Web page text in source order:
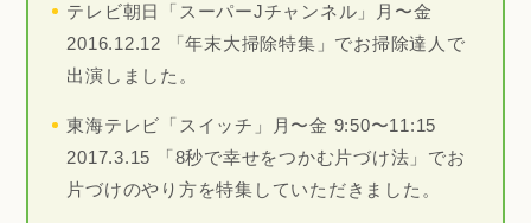
テレビ朝日「スーパーJチャンネル」月〜金
2016.12.12 「年末大掃除特集」でお掃除達人で
出演しました。
東海テレビ「スイッチ」月〜金 9:50〜11:15
2017.3.15 「8秒で幸せをつかむ片づけ法」でお
片づけのやり方を特集していただきました。